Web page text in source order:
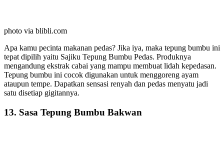
photo via blibli.com
Apa kamu pecinta makanan pedas? Jika iya, maka tepung bumbu ini
tepat dipilih yaitu Sajiku Tepung Bumbu Pedas. Produknya
mengandung ekstrak cabai yang mampu membuat lidah kepedasan.
Tepung bumbu ini cocok digunakan untuk menggoreng ayam
ataupun tempe. Dapatkan sensasi renyah dan pedas menyatu jadi
satu disetiap gigitannya.
13. Sasa Tepung Bumbu Bakwan